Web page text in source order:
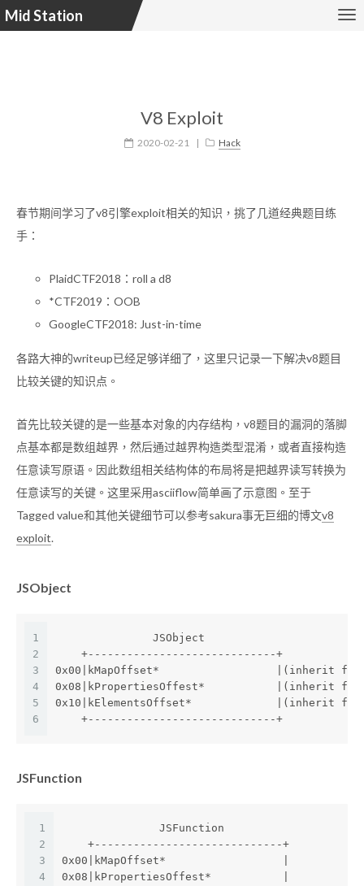
Mid Station
V8 Exploit
2020-02-21 | Hack
春节期间学习了v8引擎exploit相关的知识，挑了几道经典题目练
手：
PlaidCTF2018：roll a d8
*CTF2019：OOB
GoogleCTF2018: Just-in-time
各路大神的writeup已经足够详细了，这里只记录一下解决v8题目
比较关键的知识点。
首先比较关键的是一些基本对象的内存结构，v8题目的漏洞的落脚
点基本都是数组越界，然后通过越界构造类型混淆，或者直接构造
任意读写原语。因此数组相关结构体的布局将是把越界读写转换为
任意读写的关键。这里采用asciiflow简单画了示意图。至于
Tagged value和其他关键细节可以参考sakura事无巨细的博文v8
exploit.
JSObject
1
2
3
4
5
6
               JSObject
    +-----------------------------+
0x00|kMapOffset*                  |(inherit from
0x08|kPropertiesOffest*           |(inherit from
0x10|kElementsOffset*             |(inherit from
    +-----------------------------+
JSFunction
1
2
3
4
               JSFunction
    +-----------------------------+
0x00|kMapOffset*                  |
0x08|kPropertiesOffest*           |